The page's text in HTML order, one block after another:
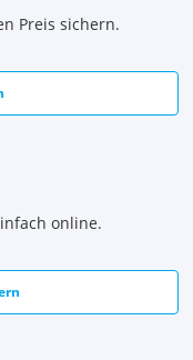
Preis sichern.
online.